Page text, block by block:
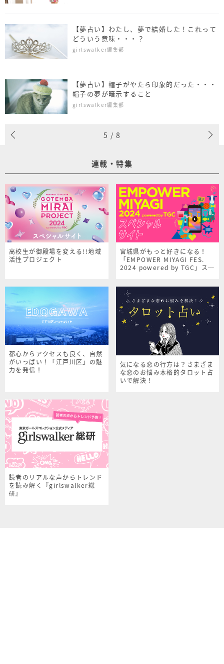
【夢占い】わたし、夢で結婚した！これって
どういう意味・・・？
girlswalker編集部
【夢占い】帽子がやたら印象的だった・・・
帽子の夢が暗示すること
girlswalker編集部
5 / 8
連載・特集
高校生が御殿場を変える!!地域
活性プロジェクト
宮城県がもっと好きになる！
「EMPOWER MIYAGI FES.
2024 powered by TGC」スペ
都心からアクセスも良く、自然
がいっぱい！「江戸川区」の魅
力を発信！
気になる恋の行方は？さまざま
な恋のお悩み本格的タロット占
いで解決！
読者のリアルな声からトレンド
を読み解く『girlswalker総
研』